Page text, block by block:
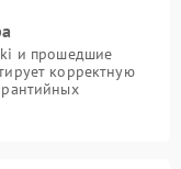
и прошедшие
корректную